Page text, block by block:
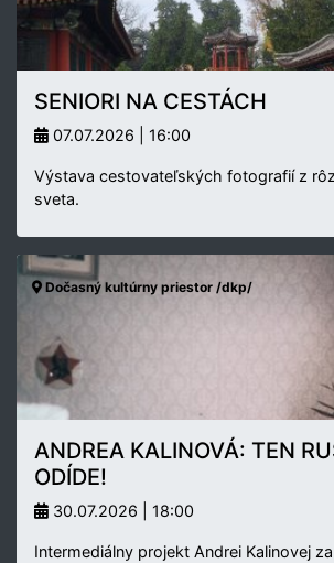
SENIORI NA CESTÁCH
07.07.2026 | 16:00
Výstava cestovateľských fotografií z
sveta.
Dočasný kultúrny priestor /dkp/
ANDREA KALINOVÁ: TEN
ODÍDE!
30.07.2026 | 18:00
Intermediálny projekt Andrei Kalinovej